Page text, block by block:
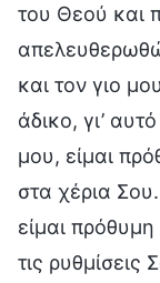
του Θεού και
και τον γιο
άδικο, γι’
μου, είμαι
στα χέρια
είμαι
τις ρυθμίσεις